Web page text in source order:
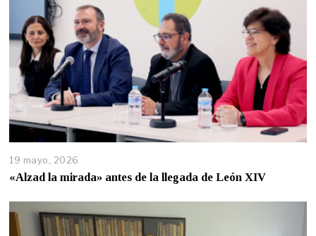
19 mayo, 2026
«Alzad la mirada» antes de la llegada de León XIV